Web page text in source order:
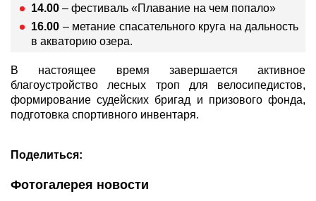
14.00 – фестиваль «Плавание на чем попало»
16.00 – метание спасательного круга на дальность
в акваторию озера.
В настоящее время завершается активное
благоустройство лесных троп для велосипедистов,
формирование судейских бригад и призового фонда,
подготовка спортивного инвентаря.
Поделиться:
Фотогалерея новости